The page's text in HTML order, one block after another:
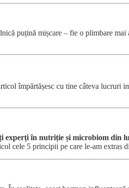
puțină mișcare – fie o plimbare
împărtășesc cu tine câteva
experți în nutriție și microbiom din
cele 5 principii pe care le-am extras